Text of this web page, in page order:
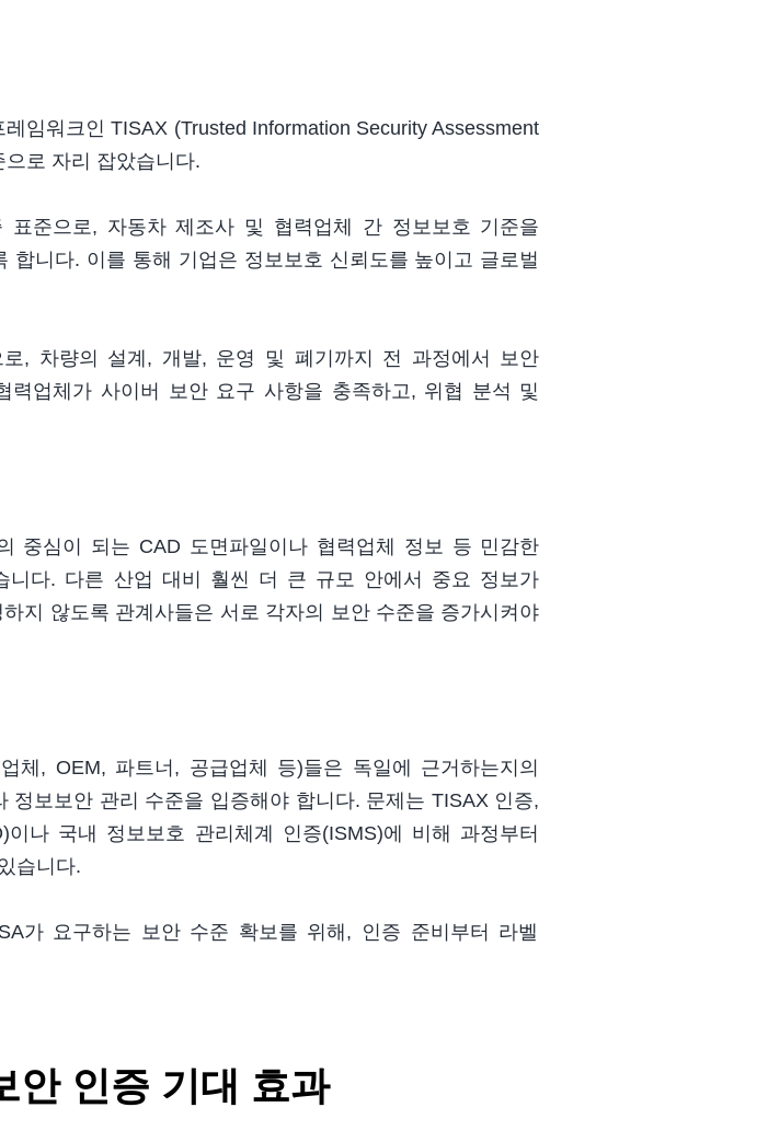
임워크인 TISAX (Trusted Information Security Assessment
로 자리 잡았습니다.
준으로, 자동차 제조사 및 협력업체 간 정보보호 기준을
니다. 이를 통해 기업은 정보보호 신뢰도를 높이고 글로벌
, 차량의 설계, 개발, 운영 및 폐기까지 전 과정에서 보안
업체가 사이버 보안 요구 사항을 충족하고, 위협 분석 및
중심이 되는 CAD 도면파일이나 협력업체 정보 등 민감한
니다. 다른 산업 대비 훨씬 더 큰 규모 안에서 중요 정보가
지 않도록 관계사들은 서로 각자의 보안 수준을 증가시켜야
체, OEM, 파트너, 공급업체 등)들은 독일에 근거하는지의
보보안 관리 수준을 입증해야 합니다. 문제는 TISAX 인증,
나 국내 정보보호 관리체계 인증(ISMS)에 비해 과정부터
습니다.
가 요구하는 보안 수준 확보를 위해, 인증 준비부터 라벨
안 인증 기대 효과